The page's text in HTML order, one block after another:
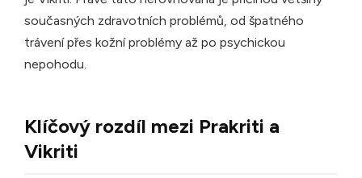
současných zdravotních problémů, od špatného
trávení přes kožní problémy až po psychickou
nepohodu.
Klíčový rozdíl mezi Prakriti a
Vikriti